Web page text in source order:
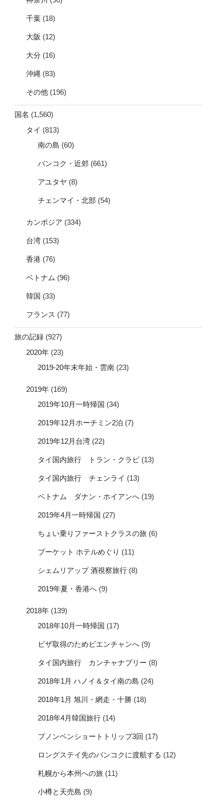
千葉 (18)
大阪 (12)
大分 (16)
沖縄 (83)
その他 (196)
国名 (1,560)
タイ (813)
南の島 (60)
バンコク・近郊 (661)
アユタヤ (8)
チェンマイ・北部 (54)
カンボジア (334)
台湾 (153)
香港 (76)
ベトナム (96)
韓国 (33)
フランス (77)
旅の記録 (927)
2020年 (23)
2019-20年末年始・雲南 (23)
2019年 (169)
2019年10月一時帰国 (34)
2019年12月ホーチミン2泊 (7)
2019年12月台湾 (22)
タイ国内旅行 トラン・クラビ (13)
タイ国内旅行 チェンライ (13)
ベトナム ダナン・ホイアンへ (19)
2019年4月一時帰国 (27)
ちょい乗りファーストクラスの旅 (6)
プーケット ホテルめぐり (11)
シェムリアップ 酒視察旅行 (8)
2019年夏・香港へ (9)
2018年 (139)
2018年10月一時帰国 (17)
ビザ取得のためビエンチャンへ (9)
タイ国内旅行 カンチャナブリー (8)
2018年1月 ハノイ＆タイ南の島 (24)
2018年1月 旭川・網走・十勝 (18)
2018年4月韓国旅行 (14)
プノンペンショートトリップ3回 (17)
ロングステイ先のバンコクに渡航する (12)
札幌から本州への旅 (11)
小樽と天売島 (9)